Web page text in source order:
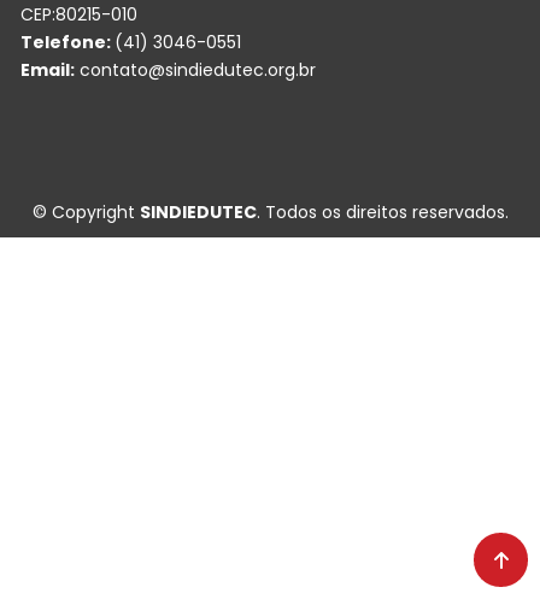
CEP:80215-010
Telefone: (41) 3046-0551
Email: contato@sindiedutec.org.br
© Copyright SINDIEDUTEC. Todos os direitos reservados.